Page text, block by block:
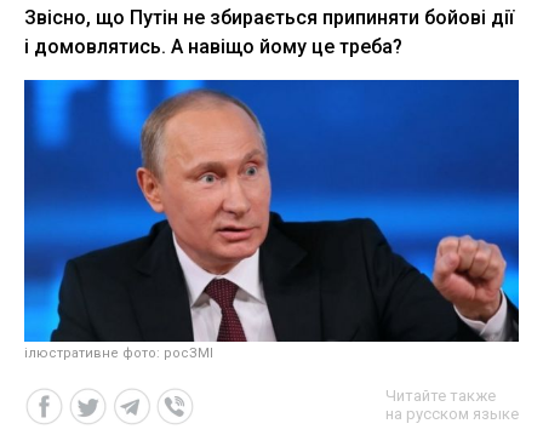
Звісно, що Путін не збирається припиняти бойові дії
і домовлятись. А навіщо йому це треба?
ілюстративне фото: росЗМІ
Читайте также
на русском языке